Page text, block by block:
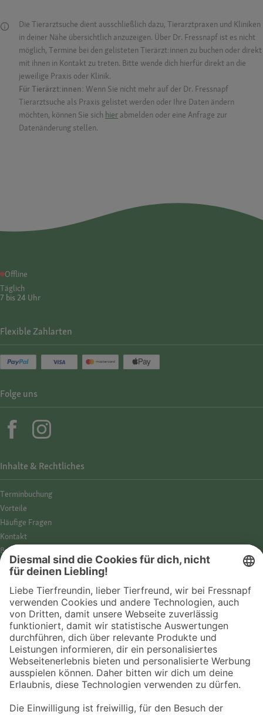
Die Tierarztsuche dient ausschließlich dazu, Tierarztpraxen und Kliniken
in deiner Nähe übersichtlich anzuzeigen. Über Dr. Fressnapf ist es nicht
möglich, Termine bei den gelisteten Tierärzt:innen zu buchen oder direkt
mit ihnen in Kontakt zu treten. Bitte wende dich hierfür direkt an die
jeweilige Praxis oder Klinik.
Für Tierärzt:innen: Wenn Sie nicht mehr auf der Dr. Fressnapf
Tierarztsuche als Praxis gelistet werden oder Ihre Daten ändern
möchten, können Sie sich hier abmelden oder eine Anfrage zur
Datenänderung stellen.
Offline
Täglich
7 bis 24 Uhr
Inhalte & Rechtliches
Termin­buchung
Vorteile
Häufige Fragen
Kontakt
Barrierefreiheit
Impressum
Datenschutz­hinweise
Cookies
AGB
Entdecke Fressnapf
Tierversicherung
GPS-Tracker
Fressnapf Salon
Online-Shop
Flexible Zahlarten
Folge uns